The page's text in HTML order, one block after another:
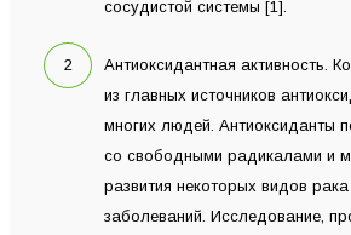
сосудистой системы [1].
Антиоксидантная активность.
из главных источников
многих людей. Антиоксиданты
со свободными радикалами и
развития некоторых видов рака
заболеваний. Исследование,